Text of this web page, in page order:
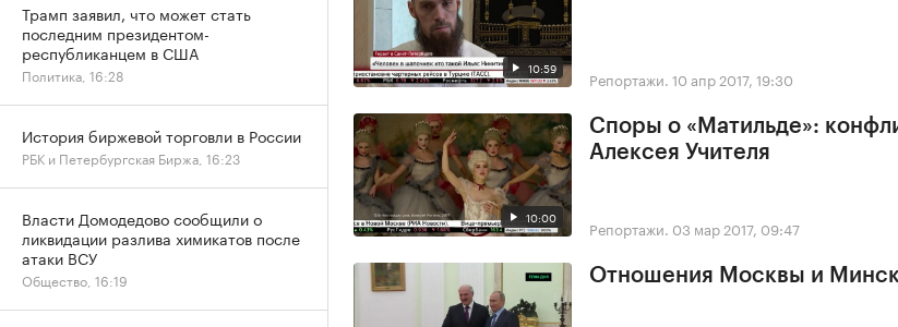
10:59 Репортажи. 10 апр 2017, 19:30
10:00
Споры о «Матильде»:
Алексея Учителя
Репортажи. 03 мар 2017, 09:47
Отношения Москвы и
Трамп заявил, что может стать
последним президентом-
республиканцем в США
Политика, 16:28
История биржевой торговли в России
РБК и Петербургская Биржа, 16:23
Власти Домодедово сообщили о
ликвидации разлива химикатов после
атаки ВСУ
Общество, 16:19